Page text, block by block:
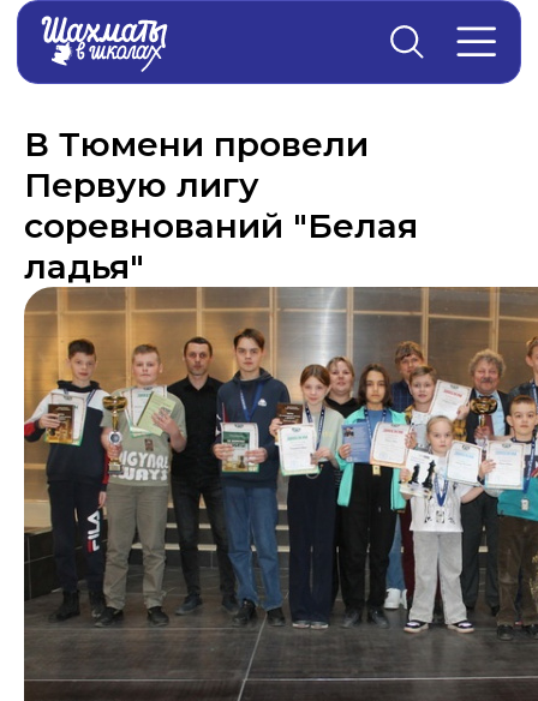
В Тюмени провели
Первую лигу
соревнований "Белая
ладья"